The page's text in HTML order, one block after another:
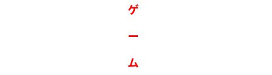
ゲ
ー
ム